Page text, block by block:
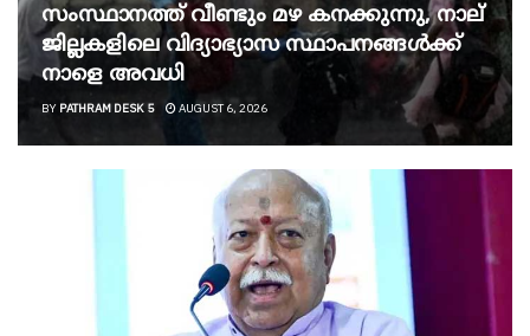
സംസ്ഥാനത്ത് വീണ്ടും മഴ കനക്കുന്നു, നാല്
ജില്ലകളിലെ വിദ്യാഭ്യാസ സ്ഥാപനങ്ങൾക്ക്
നാളെ അവധി
BY PATHRAM DESK 5 AUGUST 6, 2026